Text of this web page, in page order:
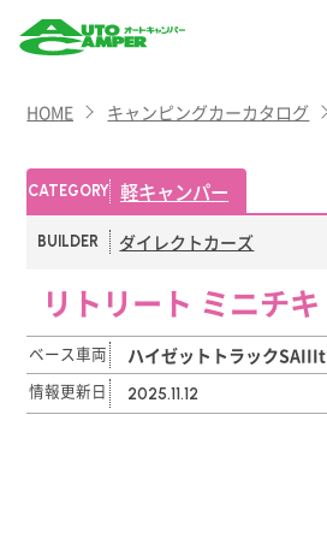
CAMPER
（オート
キャン
パー）
HOME キャンピングカーカタログ
CATEGORY 軽キャンパー
BUILDER ダイレクトカーズ
リトリート ミニチキ
ベース車両 ハイゼットトラックSAIIIt
情報更新日 2025.11.12